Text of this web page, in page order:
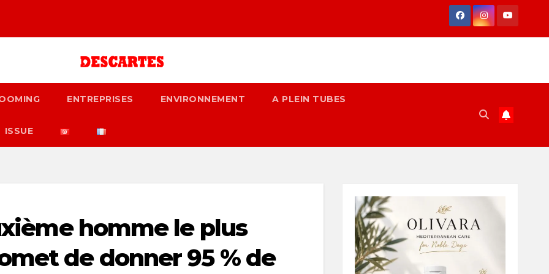
ENTREPRISES ENVIRONNEMENT A PLEIN TUBES
ISSUE
homme le plus
de donner 95 % de